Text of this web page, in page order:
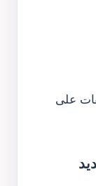
على